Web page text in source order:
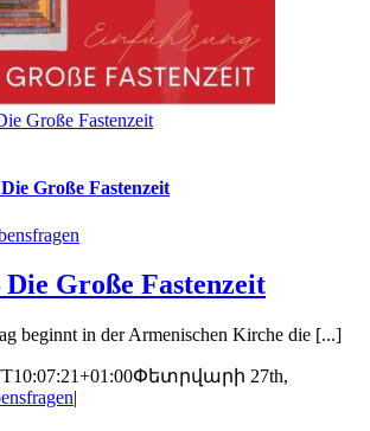
Große Fastenzeit
Große Fastenzeit
Große Fastenzeit
beginnt in der Armenischen Kirche die [...]
Փետրվարի 27th,
|